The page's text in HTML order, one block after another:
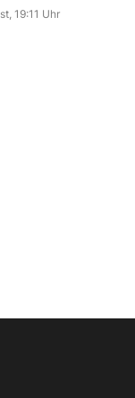
19:11 Uhr